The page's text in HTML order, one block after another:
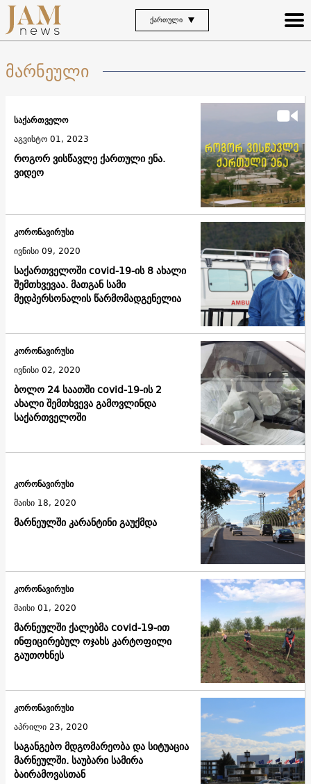
ᲥᲐᲠᲗᲣᲚᲘ
მარნეული
როგორ ვისწავლე ქართული ენა.
ვიდეო
საქართველო
აგვისტო 01, 2023
საქართველოში covid-19-ის 8 ახალი
შემთხვევაა. მათგან სამი
მედპერსონალის წარმომადგენელია
კორონავირუსი
ივნისი 09, 2020
ბოლო 24 საათში covid-19-ის 2
ახალი შემთხვევა გამოვლინდა
საქართველოში
კორონავირუსი
ივნისი 02, 2020
მარნეულში კარანტინი გაუქმდა
კორონავირუსი
მაისი 18, 2020
მარნეულში ქალებმა covid-19-ით
ინფიცირებულ ოჯახს კარტოფილი
გაუთოხნეს
კორონავირუსი
მაისი 01, 2020
საგანგებო მდგომარეობა და სიტუაცია
მარნეულში. საუბარი სამირა
ბაირამოვასთან
კორონავირუსი
აპრილი 23, 2020